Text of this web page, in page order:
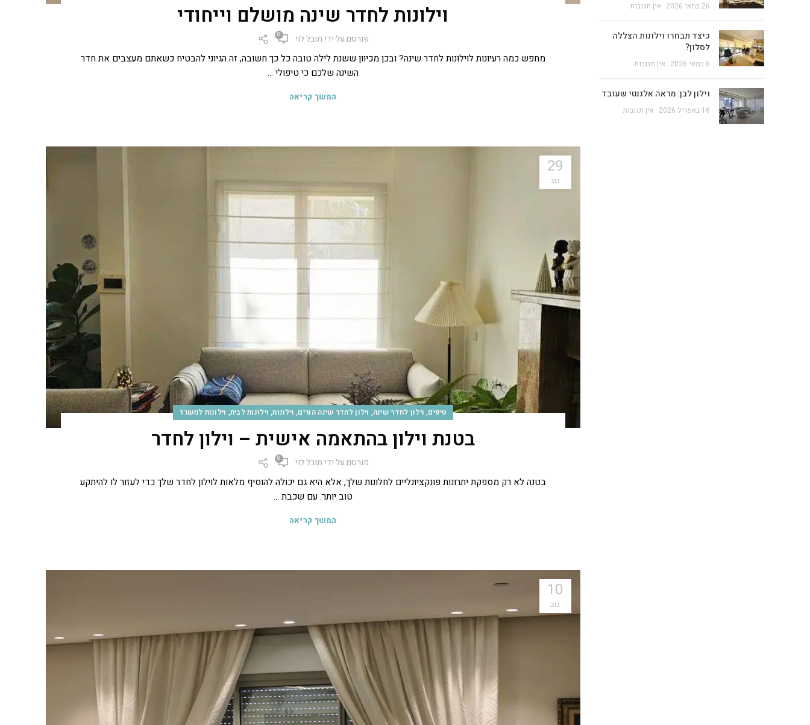
וילונות לחדר שינה מושלם וייחודי
פורסם על ידיתובל לוי 0
מחפש כמה רעיונות לוילונות לחדר שינה? ובכן מכיוון ששנת לילה טובה כל כך חשובה, זה הגיוני להבטיח כשאתם מעצבים את חדר
השינה שלכם כי טיפולי ...
המשך קריאה
29
נוב
טיפים, וילון לחדר שינה, וילון לחדר שינה הורים, וילונות, וילונות לבית, וילונות למשרד
בטנת וילון בהתאמה אישית – וילון לחדר
פורסם על ידיתובל לוי 0
בטנה לא רק מספקת יתרונות פונקציונליים לחלונות שלך, אלא היא גם יכולה להוסיף מלאות לוילון לחדר שלך כדי לעזור לו להיתקע
טוב יותר. עם שכבת ...
המשך קריאה
10
נוב
26 במאי 2026 אין תגובות
כיצד תבחרו וילונות הצללה
לסלון?
6 במאי 2026 אין תגובות
וילון לבן: מראה אלגנטי שעובד
16 באפריל 2026 אין תגובות